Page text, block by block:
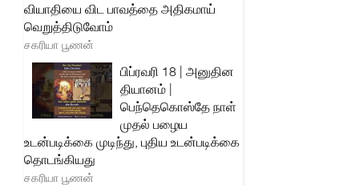
வியாதியை விட பாவத்தை அதிகமாய்
வெறுத்திடுவோம்
சகரியா பூணன்
பிப்ரவரி 18 | அனுதின
தியானம் |
பெந்தெகொஸ்தே நாள்
முதல் பழைய
உடன்படிக்கை முடிந்து, புதிய உடன்படிக்கை
தொடங்கியது
சகரியா பூணன்